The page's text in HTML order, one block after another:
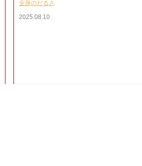
全身のだるさ
2025.08.10